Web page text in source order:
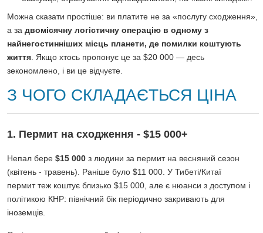
Можна сказати простіше: ви платите не за «послугу сходження»,
а за двомісячну логістичну операцію в одному з
найнегостинніших місць планети, де помилки коштують
життя . Якщо хтось пропонує це за $20 000 — десь
зекономлено, і ви це відчуєте.
З ЧОГО СКЛАДАЄТЬСЯ ЦІНА
1. Пермит на сходження - $15 000+
Непал бере $15 000 з людини за пермит на весняний сезон
(квітень - травень). Раніше було $11 000. У Тибеті/Китаї
пермит теж коштує близько $15 000, але є нюанси з доступом і
політикою КНР: північний бік періодично закривають для
іноземців.